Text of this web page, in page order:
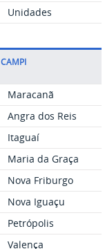
Unidades
CAMPI
Maracanã
Angra dos Reis
Itaguaí
Maria da Graça
Nova Friburgo
Nova Iguaçu
Petrópolis
Valença